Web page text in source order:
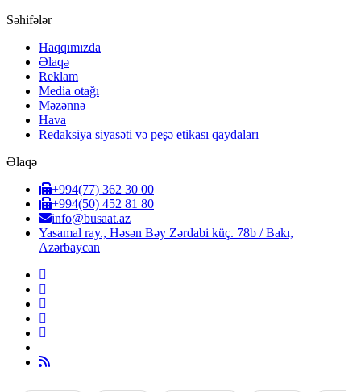
Səhifələr
Haqqımızda
Əlaqə
Reklam
Media otağı
Məzənnə
Hava
Redaksiya siyasəti və peşə etikası qaydaları
Əlaqə
+994(77) 362 30 00
+994(50) 452 81 80
info@busaat.az
Yasamal ray., Həsən Bəy Zərdabi küç. 78b / Bakı,
Azərbaycan